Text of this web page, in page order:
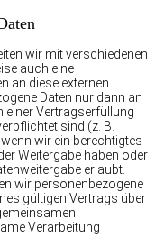
wir mit verschiedenen
auch eine
an diese externen
Daten nur dann an
einer Vertragserfüllung
sind (z. B.
wir ein berechtigtes
Weitergabe haben oder
erlaubt.
wir personenbezogene
gültigen Vertrags über
Verarbeitung